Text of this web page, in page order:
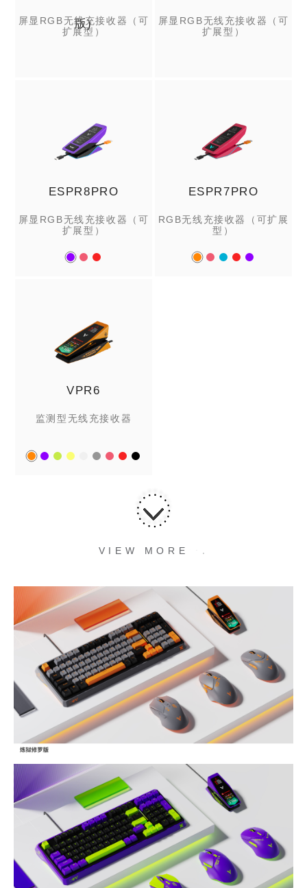
版)
屏显RGB无线充接收器（可
扩展型）
屏显RGB无线充接收器（可
扩展型）
ESPR8PRO
屏显RGB无线充接收器（可
扩展型）
ESPR7PRO
RGB无线充接收器（可扩展
型）
VPR6
监测型无线充接收器
VIEW MORE